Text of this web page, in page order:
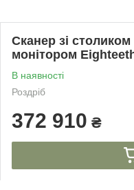
Сканер зі
монітором
В наявності
Роздріб
372 910 ₴